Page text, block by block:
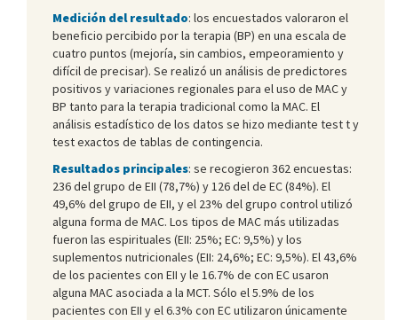
Medición del resultado: los encuestados valoraron el
beneficio percibido por la terapia (BP) en una escala de
cuatro puntos (mejoría, sin cambios, empeoramiento y
difícil de precisar). Se realizó un análisis de predictores
positivos y variaciones regionales para el uso de MAC y
BP tanto para la terapia tradicional como la MAC. El
análisis estadístico de los datos se hizo mediante test t y
test exactos de tablas de contingencia.
Resultados principales: se recogieron 362 encuestas:
236 del grupo de EII (78,7%) y 126 del de EC (84%). El
49,6% del grupo de EII, y el 23% del grupo control utilizó
alguna forma de MAC. Los tipos de MAC más utilizadas
fueron las espirituales (EII: 25%; EC: 9,5%) y los
suplementos nutricionales (EII: 24,6%; EC: 9,5%). El 43,6%
de los pacientes con EII y le 16.7% de con EC usaron
alguna MAC asociada a la MCT. Sólo el 5.9% de los
pacientes con EII y el 6.3% con EC utilizaron únicamente